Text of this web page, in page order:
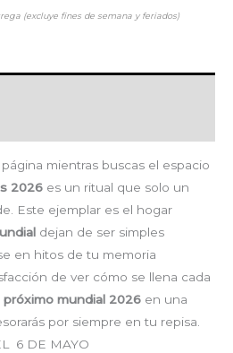
(excluye fines de semana y feriados)
mientras buscas el espacio
2026 es un ritual que solo un
Este ejemplar es el hogar
dejan de ser simples
en hitos de tu memoria
de ver cómo se llena cada
próximo mundial 2026 en una
por siempre en tu repisa.
6 DE MAYO